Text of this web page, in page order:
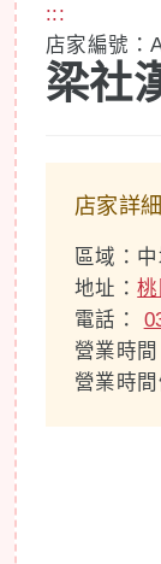
:::
店家編號：
梁社
店家詳
區域：中
地址：
電話：
營業時
營業時間